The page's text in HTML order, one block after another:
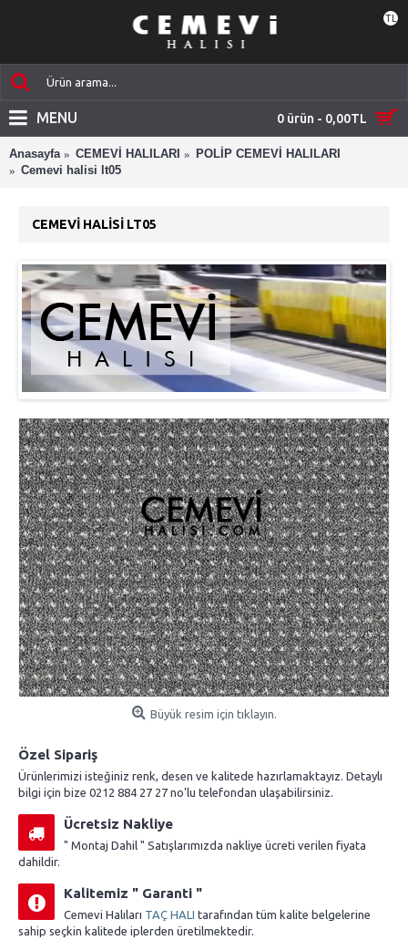
TL
0 ürün - 0,00TL
MENU
Anasayfa CEMEVİ HALILARI
POLİP CEMEVİ HALILARI
Cemevi halisi lt05
CEMEVI HALISI LT05
Büyük resim için tıklayın.
Özel Sipariş
Ürünlerimizi isteğiniz renk, desen ve kalitede hazırlamaktayız. Detaylı
bilgi için bize 0212 884 27 27 no'lu telefondan ulaşabilirsiniz.
Ücretsiz Nakliye
" Montaj Dahil " Satışlarımızda nakliye ücreti verilen fiyata
dahildir.
Kalitemiz " Garanti "
Cemevi Halıları TAÇ HALI tarafından tüm kalite belgelerine
sahip seçkin kalitede iplerden üretilmektedir.